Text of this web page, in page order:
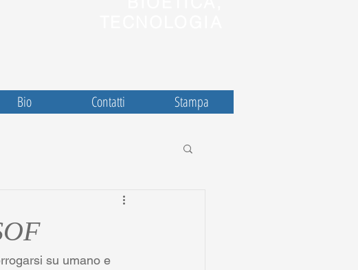
Bio Contatti Stampa
su umano e